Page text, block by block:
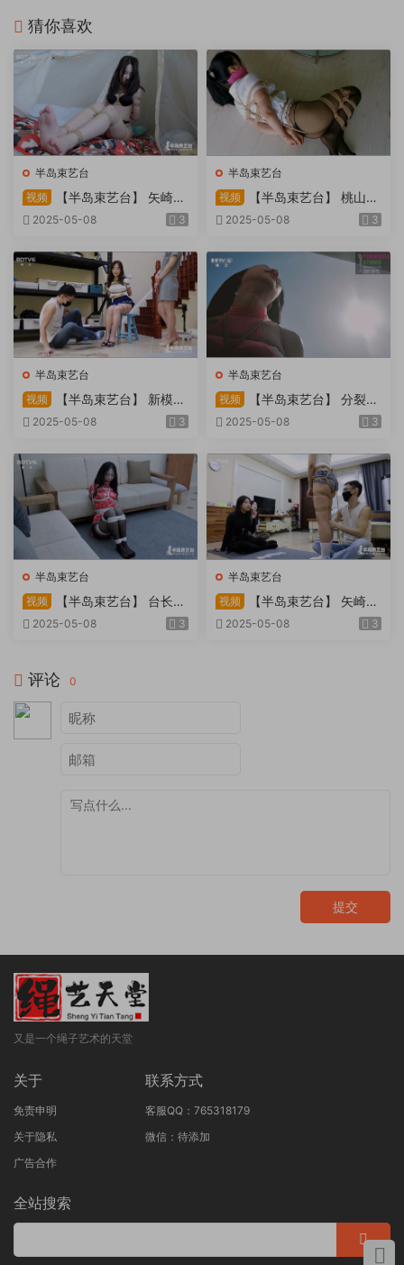
猜你喜欢
半岛束艺台
视频
【半岛束艺台】 矢崎
物业为您服务
2025-05-08 3
半岛束艺台
视频
【半岛束艺台】 桃山漫
画改编03 团缚美女超刺激玩
2025-05-08 3
半岛束艺台
视频
【半岛束艺台】 新模奎
因试镜，宛如阿紫再现
2025-05-08 3
半岛束艺台
视频
【半岛束艺台】 分裂的
快感：捆绑检阅式，车顶冷风
天。过路车辆..
2025-05-08 3
半岛束艺台
视频
【半岛束艺台】 台长不
在的时候
2025-05-08 3
半岛束艺台
视频
【半岛束艺台】 矢崎
泽爱 世界上运气最差的女孩
2025-05-08 3
评论 0
提交
又是一个绳子艺术的天堂
关于
免责申明
关于隐私
广告合作
联系方式
客服QQ：765318179
微信：待添加
全站搜索